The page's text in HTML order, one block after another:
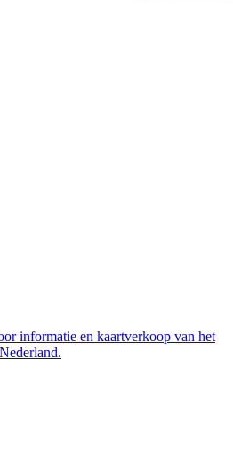
informatie en kaartverkoop van het